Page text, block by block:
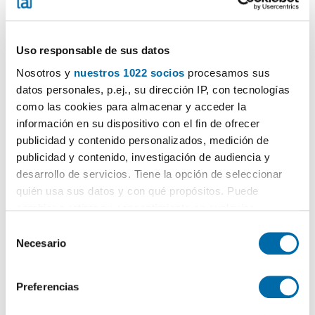
Uso responsable de sus datos
Nosotros y nuestros 1022 socios procesamos sus
datos personales, p.ej., su dirección IP, con tecnologías
como las cookies para almacenar y acceder la
información en su dispositivo con el fin de ofrecer
publicidad y contenido personalizados, medición de
publicidad y contenido, investigación de audiencia y
desarrollo de servicios. Tiene la opción de seleccionar
quién usa sus datos y con qué propósitos. Puede
el Menú de consentimiento.
Recopilar información sobre su ubicación geográfica
Necesario
Preferencias
750€
70m 2 Loc. 1 Bagno
Este, El Coto, Gijón
Chiama
Contatta
PREMIUM